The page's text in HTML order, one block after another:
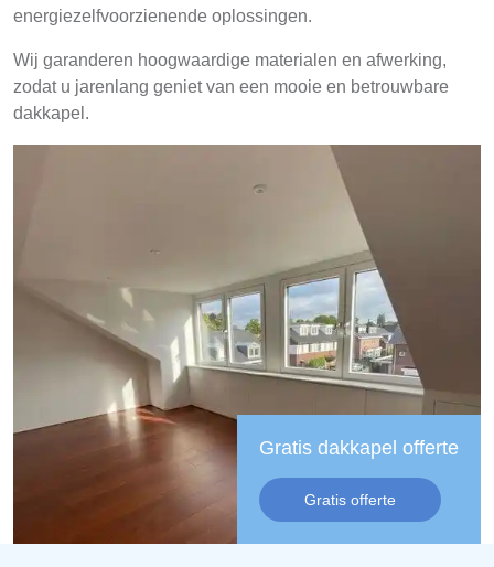
energiezelfvoorzienende oplossingen.
Wij garanderen hoogwaardige materialen en afwerking,
zodat u jarenlang geniet van een mooie en betrouwbare
dakkapel.
Gratis dakkapel offerte
Gratis offerte